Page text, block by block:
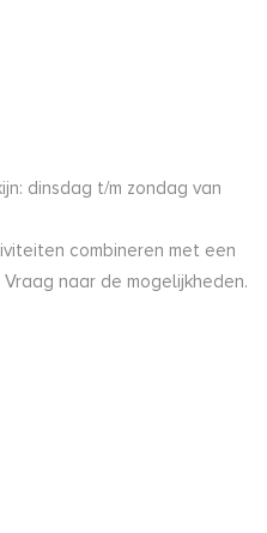
dinsdag t/m zondag van
combineren met een
naar de mogelijkheden.